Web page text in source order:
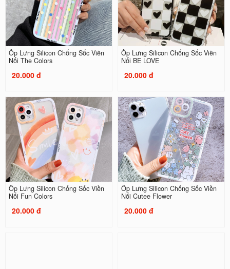
Ốp Lưng Silicon Chống Sốc Viền
Nổi The Colors
20.000 đ
Ốp Lưng Silicon Chống Sốc Viền
Nổi BE LOVE
20.000 đ
Ốp Lưng Silicon Chống Sốc Viền
Nổi Fun Colors
20.000 đ
Ốp Lưng Silicon Chống Sốc Viền
Nổi Cutee Flower
20.000 đ